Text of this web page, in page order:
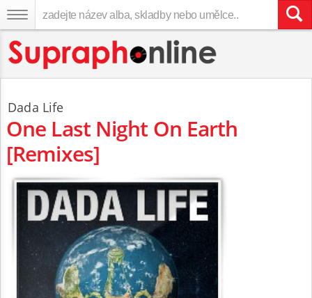
Dada Life
One Last Night On Earth
[Remixes]